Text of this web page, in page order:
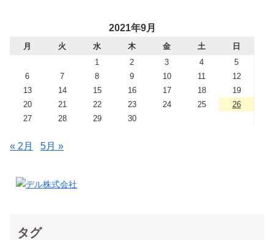
2021年9月
月 火 水 木 金 土
日
1
2 3 4
5
6
7 8 9 10 11
12
13
14 15 16 17 18
19
20
21 22 23 24 25
26
27
28 29 30
« 2月 5月 »
タグ